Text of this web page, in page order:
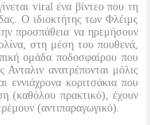
viral ένα βίντεο που τη
Ο ιδιοκτήτης των Φλέιμς
προσπάθεια να ηρεμήσουν
στη μέση του πουθενά,
ομάδα ποδοσφαίρου που
ανατρέπονται μόλις
εννιάχρονα κοριτσάκια που
(καθόλου πρακτικό), έχουν
(αντιπαραγωγικό).